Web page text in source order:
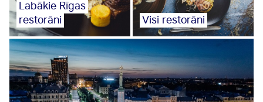
Labākie Rīgas
restorāni
Visi restorāni